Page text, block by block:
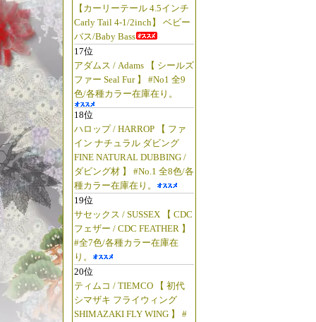
【カーリーテール 4.5インチ
Carly Tail 4-1/2inch】 ベビー
バス/Baby Bass
17位
アダムス / Adams 【 シールズ
ファー Seal Fur 】 #No1 全9
色/各種カラー在庫在り。
18位
ハロップ / HARROP 【 ファ
イン ナチュラル ダビング
FINE NATURAL DUBBING /
ダビング材 】 #No.1 全8色/各
種カラー在庫在り。
19位
サセックス / SUSSEX 【 CDC
フェザー / CDC FEATHER 】
#全7色/各種カラー在庫在
り。
20位
ティムコ / TIEMCO 【 初代
シマザキ フライウィング
SHIMAZAKI FLY WING 】 #